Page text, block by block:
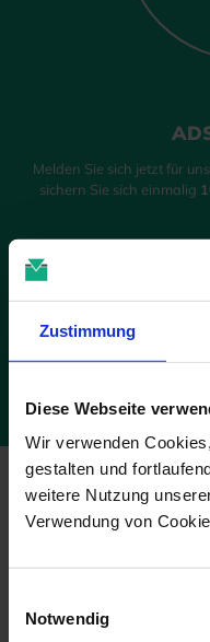
Zustimmung
Diese Webseite
Wir verwenden
gestalten und
weitere Nutzung
Verwendung von
Notwendig
Melden Sie sich jetzt für
sichern Sie sich einmalig
Wir sind für Sie